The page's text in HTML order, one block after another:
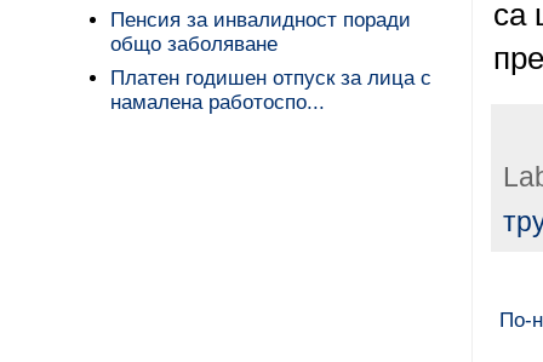
са
По-
Пенсия за инвалидност поради
общо заболяване
Платен годишен отпуск за лица с
намалена работоспо...